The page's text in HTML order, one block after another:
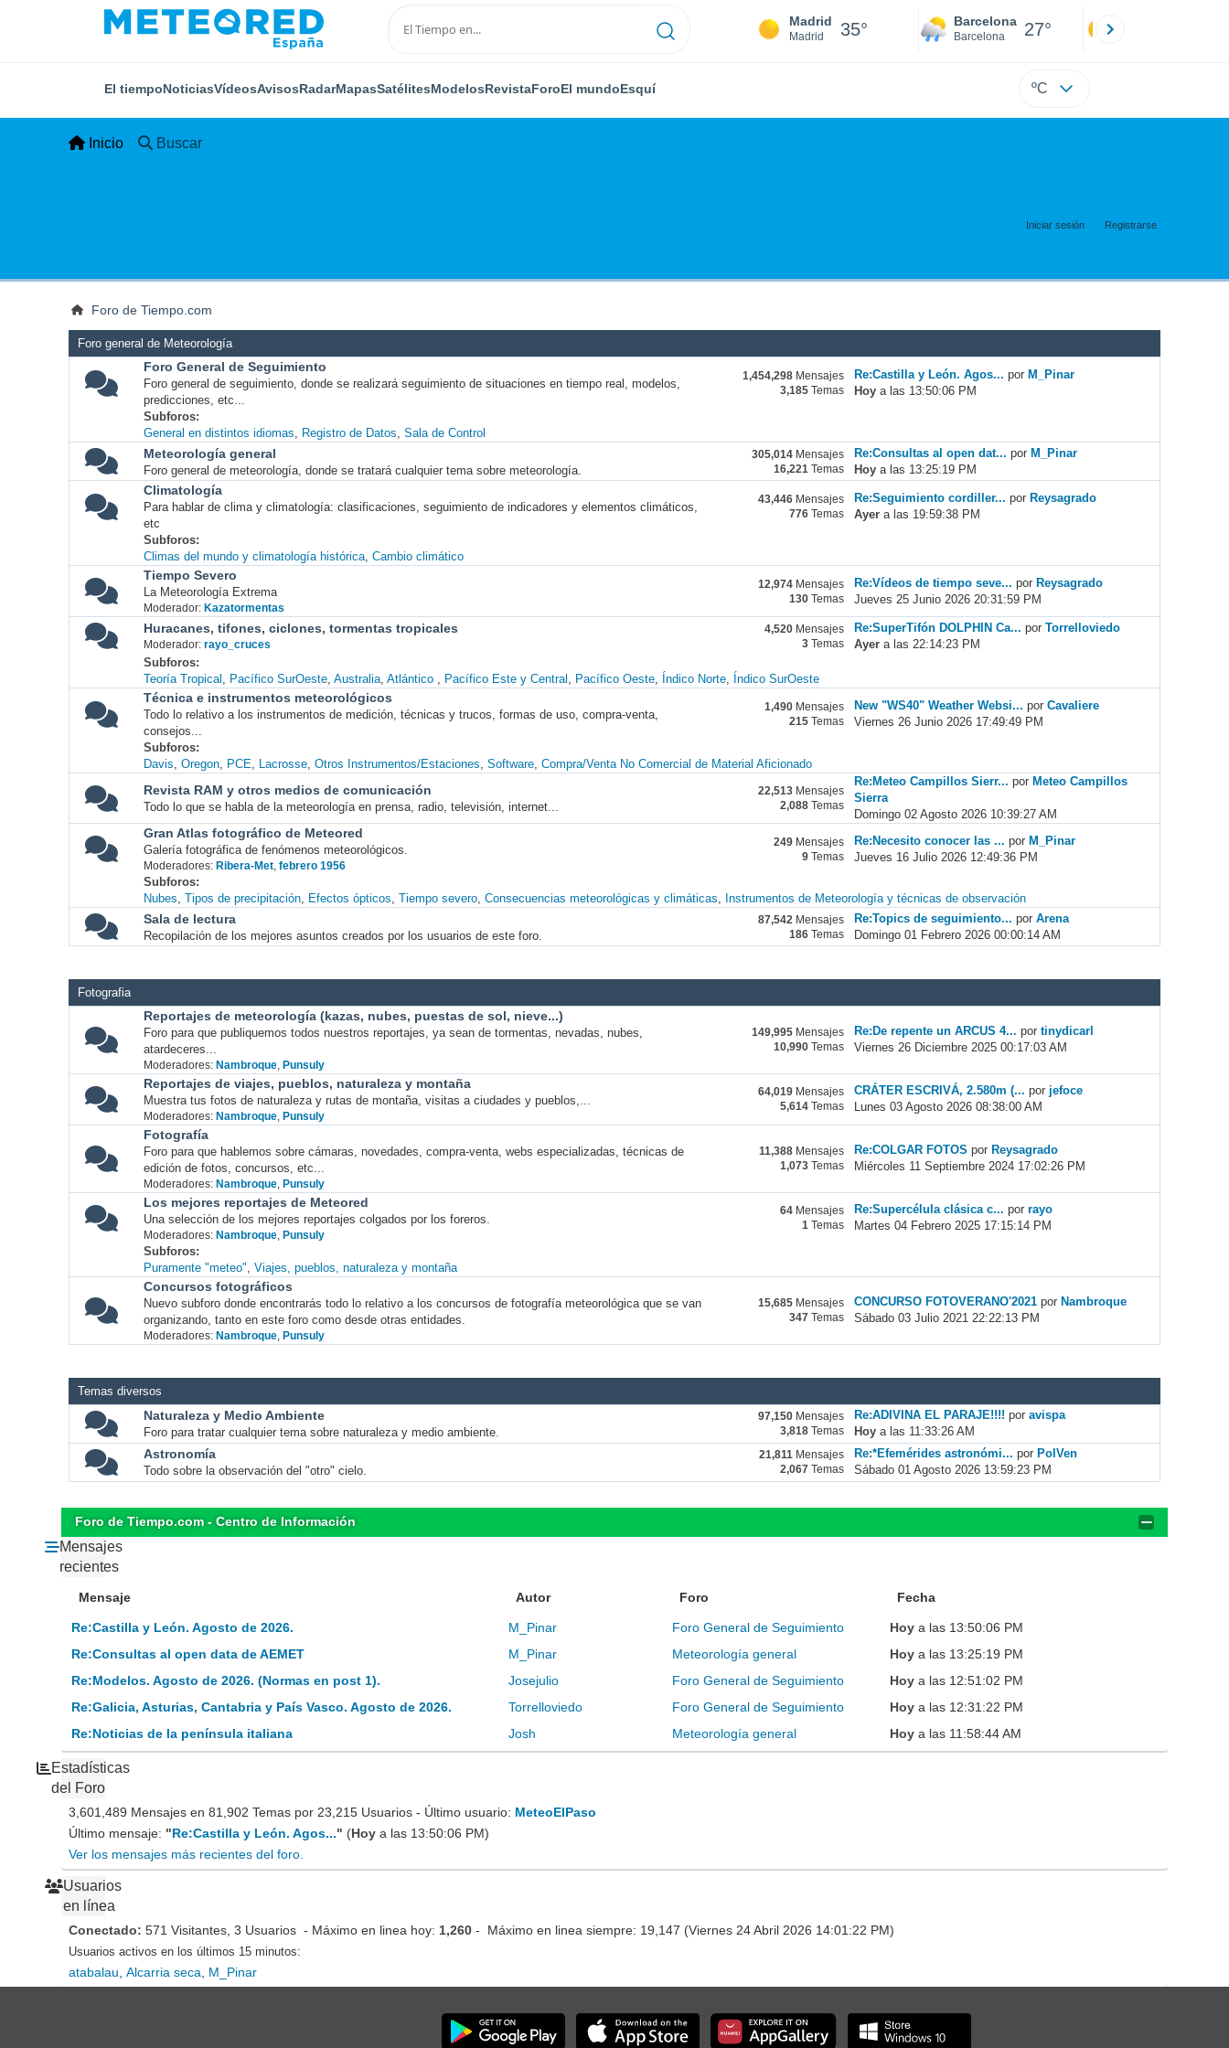
Madrid
Madrid 35° Barcelona
Barcelona 27°
El tiempoNoticiasVídeosAvisosRadarMapasSatélitesModelosRevistaForoEl mundoEsquí ºC
Inicio Buscar
Iniciar sesión Registrarse
Foro de Tiempo.com
Foro general de Meteorología
Foro General de Seguimiento
Foro general de seguimiento, donde se realizará seguimiento de situaciones en tiempo real, modelos,
predicciones, etc...
1,454,298 Mensajes
3,185 Temas
Re:Castilla y León. Agos... por M_Pinar
Hoy a las 13:50:06 PM
Subforos
General en distintos idiomas
Registro de Datos Sala de Control
Meteorología general
Foro general de meteorología, donde se tratará cualquier tema sobre meteorología.
305,014 Mensajes
16,221 Temas
Re:Consultas al open dat... porM_Pinar
Hoy a las 13:25:19 PM
Climatología
Para hablar de clima y climatología: clasificaciones, seguimiento de indicadores y elementos climáticos,
etc
43,446 Mensajes
776 Temas
Re:Seguimiento cordiller... por Reysagrado
Ayer a las 19:59:38 PM
Subforos
Climas del mundo y climatología histórica Cambio climático
Tiempo Severo
La Meteorología Extrema
Moderador: Kazatormentas
12,974 Mensajes
130 Temas
Re:Vídeos de tiempo seve... porReysagrado
Jueves 25 Junio 2026 20:31:59 PM
Huracanes, tifones, ciclones, tormentas tropicales
Moderador: rayo_cruces
4,520 Mensajes
3 Temas
Re:SuperTifón DOLPHIN Ca... porTorrelloviedo
Ayer a las 22:14:23 PM
Subforos
Teoría Tropical
Pacífico SurOeste Australia Atlántico Pacífico Este y Central Pacífico Oeste Índico Norte Índico SurOeste
Técnica e instrumentos meteorológicos
Todo lo relativo a los instrumentos de medición, técnicas y trucos, formas de uso, compra-venta,
consejos...
1,490 Mensajes
215 Temas
New "WS40" Weather Websi... porCavaliere
Viernes 26 Junio 2026 17:49:49 PM
Subforos
Davis Oregon PCE Lacrosse Otros Instrumentos/Estaciones Software Compra/Venta No Comercial de Material Aficionado
Revista RAM y otros medios de comunicación
Todo lo que se habla de la meteorología en prensa, radio, televisión, internet...
22,513 Mensajes
2,088 Temas
Re:Meteo Campillos Sierr... por Meteo Campillos
Sierra
Domingo 02 Agosto 2026 10:39:27 AM
Gran Atlas fotográfico de Meteored
Galería fotográfica de fenómenos meteorológicos.
Moderadores: Ribera-Met, febrero 1956
249 Mensajes
9 Temas
Re:Necesito conocer las ... porM_Pinar
Jueves 16 Julio 2026 12:49:36 PM
Subforos
Nubes Tipos de precipitación Efectos ópticos Tiempo severo Consecuencias meteorológicas y climáticas Instrumentos de Meteorología y técnicas de observación
Sala de lectura
Recopilación de los mejores asuntos creados por los usuarios de este foro.
87,542 Mensajes
186 Temas
Re:Topics de seguimiento... porArena
Domingo 01 Febrero 2026 00:00:14 AM
Fotografia
Reportajes de meteorología (kazas, nubes, puestas de sol, nieve...)
Foro para que publiquemos todos nuestros reportajes, ya sean de tormentas, nevadas, nubes,
atardeceres...
Moderadores: Nambroque, Punsuly
149,995 Mensajes
10,990 Temas
Re:De repente un ARCUS 4... portinydicarl
Viernes 26 Diciembre 2025 00:17:03 AM
Reportajes de viajes, pueblos, naturaleza y montaña
Muestra tus fotos de naturaleza y rutas de montaña, visitas a ciudades y pueblos,...
Moderadores: Nambroque, Punsuly
64,019 Mensajes
5,614 Temas
CRÁTER ESCRIVÁ, 2.580m (... por jefoce
Lunes 03 Agosto 2026 08:38:00 AM
Fotografía
Foro para que hablemos sobre cámaras, novedades, compra-venta, webs especializadas, técnicas de
edición de fotos, concursos, etc...
Moderadores: Nambroque, Punsuly
11,388 Mensajes
1,073 Temas
Re:COLGAR FOTOS por Reysagrado
Miércoles 11 Septiembre 2024 17:02:26 PM
Los mejores reportajes de Meteored
Una selección de los mejores reportajes colgados por los foreros.
Moderadores: Nambroque, Punsuly
64 Mensajes
1 Temas
Re:Supercélula clásica c... porrayo
Martes 04 Febrero 2025 17:15:14 PM
Subforos
Puramente "meteo" Viajes, pueblos, naturaleza y montaña
Concursos fotográficos
Nuevo subforo donde encontrarás todo lo relativo a los concursos de fotografía meteorológica que se van
organizando, tanto en este foro como desde otras entidades.
Moderadores: Nambroque, Punsuly
15,685 Mensajes
347
Temas
CONCURSO FOTOVERANO'2021 por Nambroque
Sábado 03 Julio 2021 22:22:13 PM
Temas diversos
Naturaleza y Medio Ambiente
Foro para tratar cualquier tema sobre naturaleza y medio ambiente.
97,150 Mensajes
3,818 Temas
Re:ADIVINA EL PARAJE!!!! poravispa
Hoy a las 11:33:26 AM
Astronomía
Todo sobre la observación del "otro" cielo.
21,811 Mensajes
2,067
Temas
Re:*Efemérides astronómi... por PolVen
Sábado 01 Agosto 2026 13:59:23 PM
Foro de Tiempo.com - Centro de Información
Mensajes
recientes
Mensaje Autor Foro Fecha
Re:Castilla y León. Agosto de 2026. M_Pinar Foro General de Seguimiento Hoy a las 13:50:06 PM
Re:Consultas al open data de AEMET
M_Pinar Meteorología general Hoy a las 13:25:19 PM
Re:Modelos. Agosto de 2026. (Normas en post 1).
Josejulio Foro General de Seguimiento Hoy a las 12:51:02 PM
Re:Galicia, Asturias, Cantabria y País Vasco. Agosto de 2026.
Torrelloviedo Foro General de Seguimiento Hoy a las 12:31:22 PM
Re:Noticias de la península italiana
Josh Meteorología general Hoy a las 11:58:44 AM
Estadísticas
del Foro
3,601,489 Mensajes en 81,902 Temas por 23,215 Usuarios - Último usuario: MeteoElPaso
Último mensaje: "Re:Castilla y León. Agos..." (Hoy a las 13:50:06 PM)
Ver los mensajes más recientes del foro.
Usuarios
en línea
Conectado:571 Visitantes, 3 Usuarios - Máximo en linea hoy: 1,260 - Máximo en linea siempre: 19,147 (Viernes 24 Abril 2026 14:01:22 PM)
Usuarios activos en los últimos 15 minutos:
atabalau ,Alcarria seca M_Pinar